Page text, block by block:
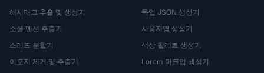
해시태그 추출 및 생성기
소셜 멘션 추출기
스레드 분할기
이모지 제거 및 추출기
목업 JSON 생성기
사용자명 생성기
색상 팔레트 생성기
Lorem 마크업 생성기